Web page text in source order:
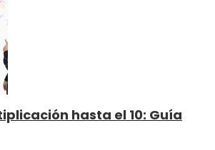
hasta el 10: Guía